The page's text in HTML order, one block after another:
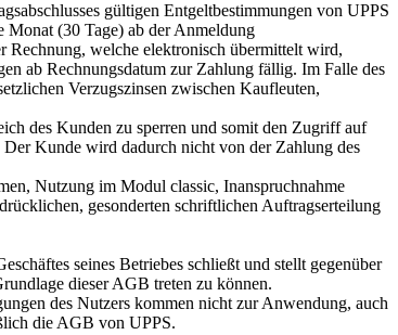
gültigen Entgeltbestimmungen von UPPS
(30 Tage) ab der Anmeldung
Rechnung, welche elektronisch übermittelt wird,
ab Rechnungsdatum zur Zahlung fällig. Im Falle des
Verzugszinsen zwischen Kaufleuten,
des Kunden zu sperren und somit den Zugriff auf
Kunde wird dadurch nicht von der Zahlung des
Nutzung im Modul classic, Inanspruchnahme
gesonderten schriftlichen Auftragserteilung
seines Betriebes schließt und stellt gegenüber
dieser AGB treten zu können.
des Nutzers kommen nicht zur Anwendung, auch
die AGB von UPPS.